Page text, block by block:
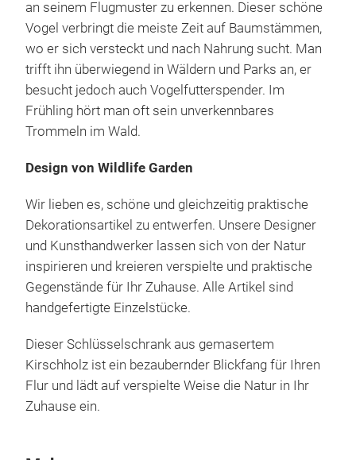
an seinem Flugmuster zu erkennen. Dieser schöne
Vogel verbringt die meiste Zeit auf Baumstämmen,
wo er sich versteckt und nach Nahrung sucht. Man
trifft ihn überwiegend in Wäldern und Parks an, er
besucht jedoch auch Vogelfutterspender. Im
Frühling hört man oft sein unverkennbares
Trommeln im Wald.
Design von Wildlife Garden
Wir lieben es, schöne und gleichzeitig praktische
Dekorationsartikel zu entwerfen. Unsere Designer
und Kunsthandwerker lassen sich von der Natur
inspirieren und kreieren verspielte und praktische
Gegenstände für Ihr Zuhause. Alle Artikel sind
handgefertigte Einzelstücke.
Dieser Schlüsselschrank aus gemasertem
Kirschholz ist ein bezaubernder Blickfang für Ihren
Flur und lädt auf verspielte Weise die Natur in Ihr
Zuhause ein.